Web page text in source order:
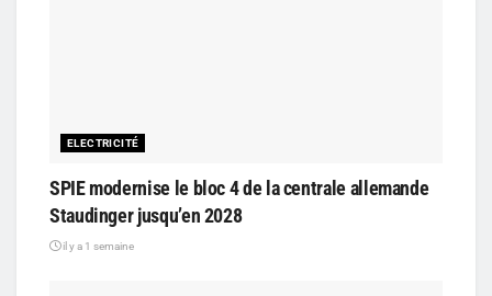
ELECTRICITÉ
SPIE modernise le bloc 4 de la centrale allemande
Staudinger jusqu’en 2028
il y a 1 semaine